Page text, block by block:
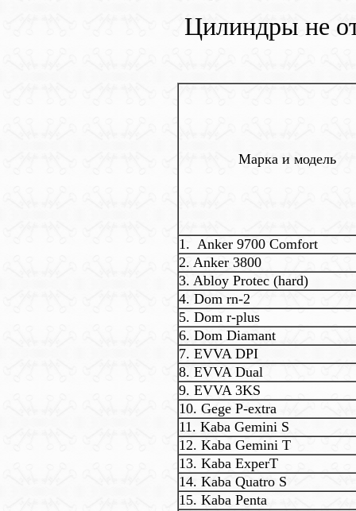
Цилиндры не
Марка и модель
1. Anker 9700 Comfort
2. Anker 3800
3. Abloy Protec (hard)
4. Dom rn-2
5. Dom r-plus
6. Dom Diamant
7. EVVA DPI
8. EVVA Dual
9. EVVA 3KS
10. Gege P-extra
11. Kaba Gemini S
12. Kaba Gemini T
13. Kaba ExperT
14. Kaba Quatro S
15. Kaba Penta